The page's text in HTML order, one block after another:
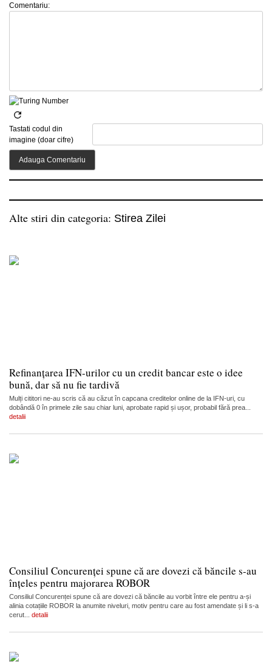
Comentariu:
Tastati codul din
imagine (doar cifre)
Alte stiri din categoria: Stirea Zilei
Refinanțarea IFN-urilor cu un credit bancar este o idee
bună, dar să nu fie tardivă
Mulți cititori ne-au scris că au căzut în capcana creditelor online de la IFN-uri, cu
dobândă 0 în primele zile sau chiar luni, aprobate rapid și ușor, probabil fără prea...
detalii
Consiliul Concurenței spune că are dovezi că băncile s-au
înțeles pentru majorarea ROBOR
Consiliul Concurenței spune că are dovezi că băncile au vorbit între ele pentru a-și
alinia cotațiile ROBOR la anumite niveluri, motiv pentru care au fost amendate și li s-a
cerut... detalii